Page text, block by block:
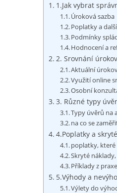
1.Jak vybrat
Úroková​ sazba
Poplatky a
Podmínky
Hodnocení a
2. Srovnání
Aktuální
Využití⁤ online
Osobní
3. ​Různé typy
Typy úvěrů na
na‌ co se
4.Poplatky ⁤a‍
poplatky,
Skryté
Příklady ⁣z praxe
5.Výhody⁤ a
Výlety do